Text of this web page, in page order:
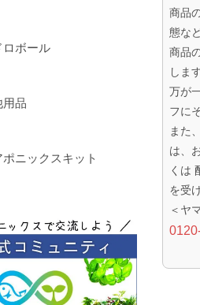
商品
態な
商品
しま
万が
フに
また
は、
くは
を受
＜ヤ
ロボール
用品
ポニックスキット